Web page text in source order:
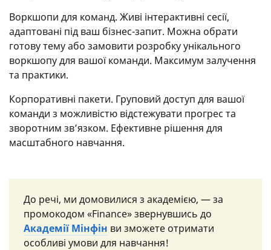
Воркшопи для команд. Живі інтерактивні сесії,
адаптовані під ваш бізнес-запит. Можна обрати
готову тему або замовити розробку унікального
воркшопу для вашої команди. Максимум залучення
та практики.
Корпоративні пакети. Груповий доступ для вашої
команди з можливістю відстежувати прогрес та
зворотним зв’язком. Ефективне рішення для
масштабного навчання.
До речі, ми домовилися з академією, — за
промокодом «Finance» звернувшись до
Академії Мінфін ви зможете отримати
особливі умови для навчання!